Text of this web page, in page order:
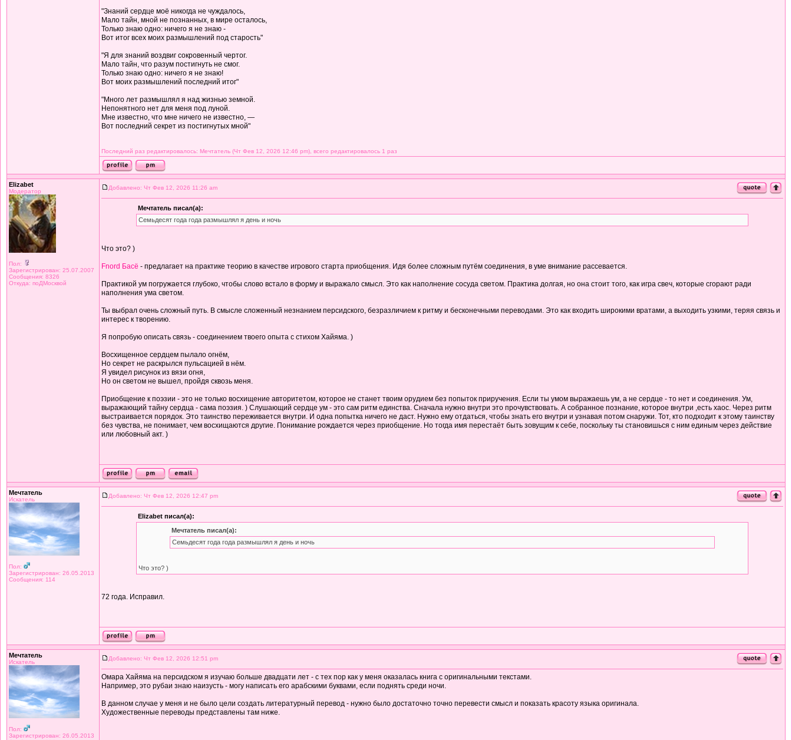
"Знаний сердце моё никогда не чуждалось,
Мало тайн, мной не познанных, в мире осталось,
Только знаю одно: ничего я не знаю -
Вот итог всех моих размышлений под старость"
"Я для знаний воздвиг сокровенный чертог.
Мало тайн, что разум постигнуть не смог.
Только знаю одно: ничего я не знаю!
Вот моих размышлений последний итог"
"Много лет размышлял я над жизнью земной.
Непонятного нет для меня под луной.
Мне известно, что мне ничего не известно, —
Вот последний секрет из постигнутых мной"
Последний раз редактировалось: Мечтатель (Чт Фев 12, 2026 12:46 pm), всего редактировалось 1 раз
Elizabet
Модератор
Пол:
Зарегистрирован: 25.07.2007
Сообщения: 8326
Откуда: поДМосквой
Добавлено: Чт Фев 12, 2026 11:26 am
Мечтатель писал(а):
Семьдесят года года размышлял я день и ночь
Что это? )
Fnord Басё - предлагает на практике теорию в качестве игрового старта приобщения. Идя более сложным путём соединения, в уме внимание рассевается.
Практикой ум погружается глубоко, чтобы слово встало в форму и выражало смысл. Это как наполнение сосуда светом. Практика долгая, но она стоит того, как игра свеч, которые сгорают ради
наполнения ума светом.
Ты выбрал очень сложный путь. В смысле сложенный незнанием персидского, безразличием к ритму и бесконечными переводами. Это как входить широкими вратами, а выходить узкими, теряя связь и
интерес к творению.
Я попробую описать связь - соединением твоего опыта с стихом Хайяма. )
Восхищенное сердцем пылало огнём,
Но секрет не раскрылся пульсацией в нём.
Я увидел рисунок из вязи огня,
Но он светом не вышел, пройдя сквозь меня.
Приобщение к поэзии - это не только восхищение авторитетом, которое не станет твоим орудием без попыток приручения. Если ты умом выражаешь ум, а не сердце - то нет и соединения. Ум,
выражающий тайну сердца - сама поэзия. ) Слушающий сердце ум - это сам ритм единства. Сначала нужно внутри это прочувствовать. А собранное познание, которое внутри ,есть хаос. Через ритм
выстраивается порядок. Это таинство переживается внутри. И одна попытка ничего не даст. Нужно ему отдаться, чтобы знать его внутри и узнавая потом снаружи. Тот, кто подходит к этому таинству
без чувства, не понимает, чем восхищаются другие. Понимание рождается через приобщение. Но тогда имя перестаёт быть зовущим к себе, поскольку ты становишься с ним единым через действие
или любовный акт. )
Мечтатель
Искатель
Пол:
Зарегистрирован: 26.05.2013
Сообщения: 114
Добавлено: Чт Фев 12, 2026 12:47 pm
Elizabet писал(а):
Мечтатель писал(а):
Семьдесят года года размышлял я день и ночь
Что это? )
72 года. Исправил.
Мечтатель
Искатель
Пол:
Зарегистрирован: 26.05.2013
Добавлено: Чт Фев 12, 2026 12:51 pm
Омара Хайяма на персидском я изучаю больше двадцати лет - с тех пор как у меня оказалась книга с оригинальными текстами.
Например, это рубаи знаю наизусть - могу написать его арабскими буквами, если поднять среди ночи.
В данном случае у меня и не было цели создать литературный перевод - нужно было достаточно точно перевести смысл и показать красоту языка оригинала.
Художественные переводы представлены там ниже.